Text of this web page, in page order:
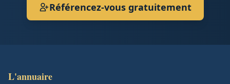
Référencez-vous gratuitement
L'annuaire